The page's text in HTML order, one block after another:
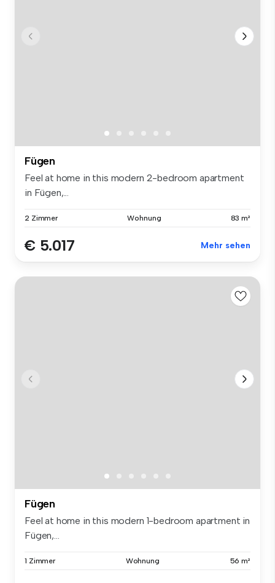
Fügen
Feel at home in this modern 2-bedroom apartment
in Fügen,...
2 Zimmer Wohnung 83 m²
€ 5.017 Mehr sehen
Fügen
Feel at home in this modern 1-bedroom apartment in
Fügen,...
1 Zimmer Wohnung 56 m²